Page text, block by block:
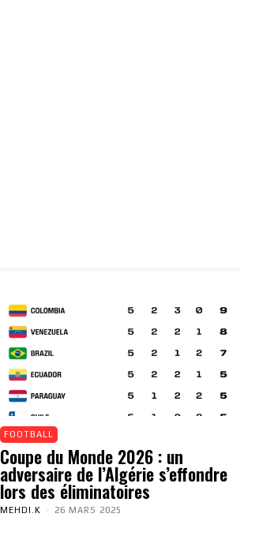
FOOTBALL
Coupe du Monde 2026 : un
adversaire de l’Algérie s’effondre
lors des éliminatoires
MEHDI.K - 26 MARS 2025